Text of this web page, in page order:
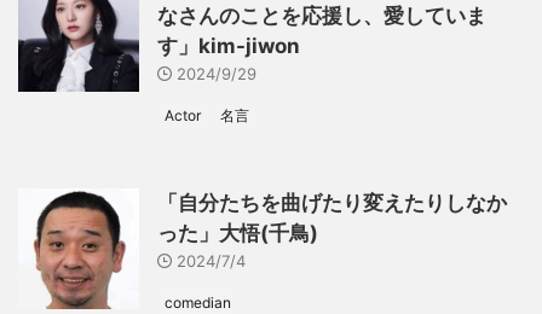
なさんのことを応援し、愛していま
す」kim-jiwon
2024/9/29
Actor 名言
「自分たちを曲げたり変えたりしなか
った」大悟(千鳥)
2024/7/4
comedian